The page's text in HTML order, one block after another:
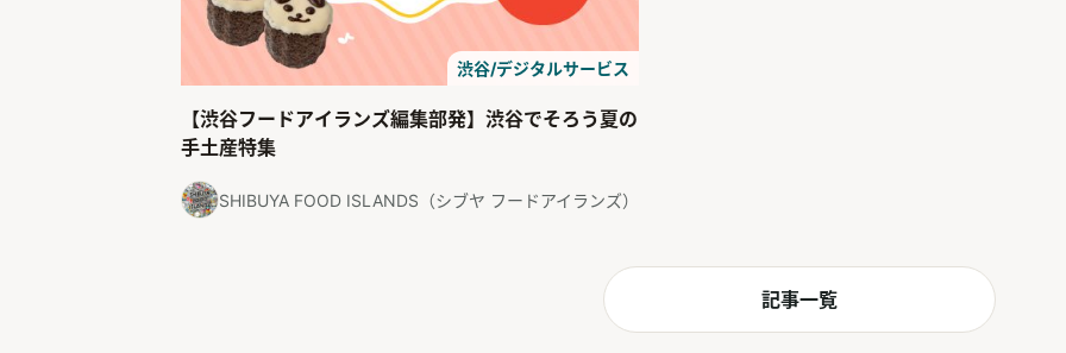
渋谷/デジタルサービス
【渋谷フードアイランズ編集部発】渋谷でそろう夏の
手土産特集
SHIBUYA FOOD ISLANDS（シブヤ フードアイランズ）
記事一覧